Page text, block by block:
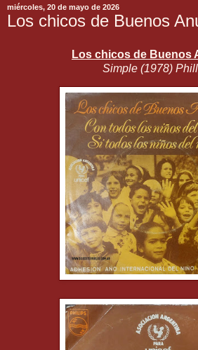
miércoles, 20 de mayo de 2026
Los chicos de Buenos
Los chicos de Buenos
Simple (1978)